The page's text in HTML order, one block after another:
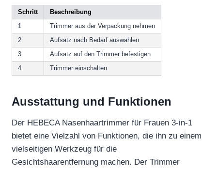
Schritt
Beschreibung
1
Trimmer aus der Verpackung nehmen
2
Aufsatz nach Bedarf auswählen
3
Aufsatz auf den Trimmer befestigen
4
Trimmer einschalten
Ausstattung und Funktionen
Der HEBECA Nasenhaartrimmer für Frauen 3-in-1
bietet eine Vielzahl von Funktionen, die ihn zu einem
vielseitigen Werkzeug für die
Gesichtshaarentfernung machen. Der Trimmer